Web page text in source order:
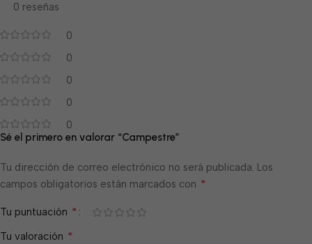
0 reseñas
0
0
0
0
0
Sé el primero en valorar “Campestre”
Tu dirección de correo electrónico no será publicada. Los
campos obligatorios están marcados con *
Tu puntuación *
Tu valoración *